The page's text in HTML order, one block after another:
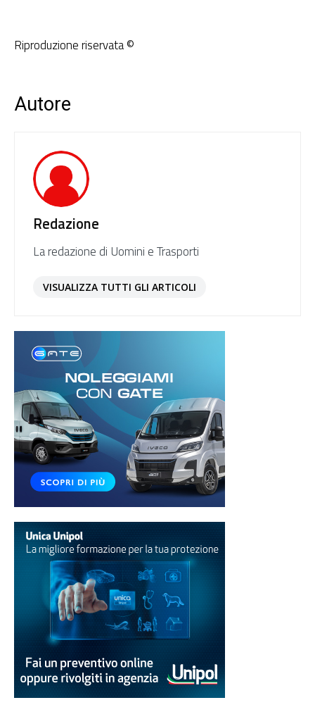
Riproduzione riservata ©
Autore
Redazione
La redazione di Uomini e Trasporti
VISUALIZZA TUTTI GLI ARTICOLI